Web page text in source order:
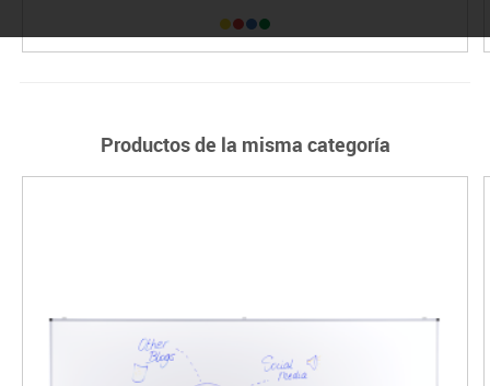
Productos de la misma categoría